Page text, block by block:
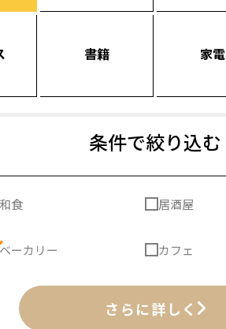
書籍 家電
条件で絞り込む
和食 居酒屋
ーカリー カフェ
さらに詳しく